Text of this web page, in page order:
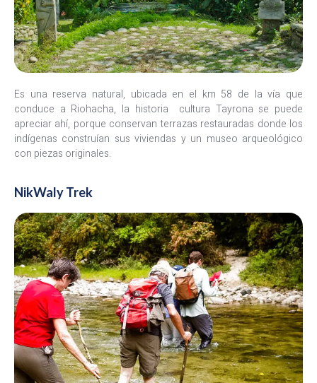
Es una reserva natural, ubicada en el km 58 de la vía que
conduce a Riohacha, la historia cultura Tayrona se puede
apreciar ahí, porque conservan terrazas restauradas donde los
indígenas construían sus viviendas y un museo arqueológico
con piezas originales.
NikWaly Trek